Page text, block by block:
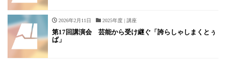
2026年2月11日 2025年度 | 講座
第17回講演会 芸能から受け継ぐ「誇らしゃしまくとぅ
ば」